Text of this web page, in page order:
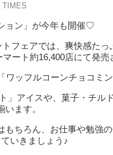
TIMES
ョン」が今年も開催♡
フェアでは、爽快感たっ
ート約16,400店にて発売
ッフルコーンチョコミン
」アイスや、菓子・チル
ます。
ちろん、お仕事や勉強
いきましょう♪